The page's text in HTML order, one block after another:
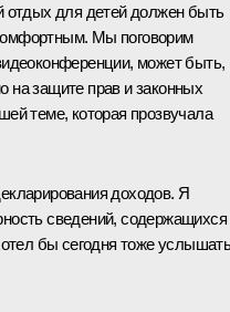
отдых для детей должен быть
Мы поговорим
может быть,
на защите прав и законных
теме, которая прозвучала
доходов. Я
сведений, содержащихся
бы сегодня тоже